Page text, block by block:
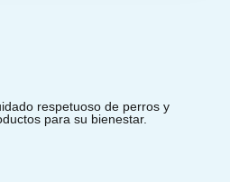
respetuoso de perros y
para su bienestar.